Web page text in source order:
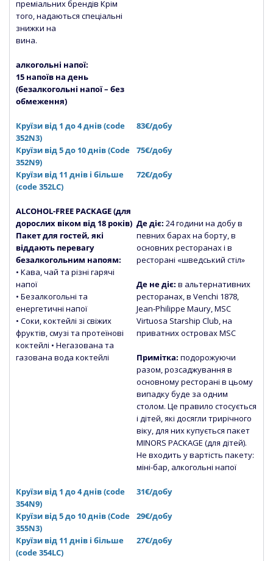
преміальних брендів Крім
того, надаються спеціальні
знижки на
вина.
алкогольні напої:
15 напоїв на день
(безалкогольні напої – без
обмеження)
Круїзи від 1 до 4 днів (code
352N3)
83€/добу
Круїзи від 5 до 10 днів (Сode
352N9)
75€/добу
Круїзи від 11 днів і більше
(code 352LC)
72€/добу
ALCOHOL-FREE PACKAGE (для
дорослих віком від 18 років)
Пакет для гостей, які
віддають перевагу
безалкогольним напоям:
• Кава, чай та різні гарячі
напої
• Безалкогольні та
енергетичні напої
• Соки, коктейлі зі свіжих
фруктів, смузі та протеїнові
коктейлі • Негазована та
газована вода коктейлі
Де діє: 24 години на добу в
певних барах на борту, в
основних ресторанах і в
ресторані «шведський стіл»
Де не діє: в альтернативних
ресторанах, в Venchi 1878,
Jean-Philippe Maury, MSC
Virtuosa Starship Club, на
приватних островах MSC
Примітка: подорожуючи
разом, розсаджування в
основному ресторані в цьому
випадку буде за одним
столом. Це правило стосується
і дітей, які досягли трирічного
віку, для них купується пакет
MINORS PACKAGE (для дітей).
Не входить у вартість пакету:
міні-бар, алкогольні напої
Круїзи від 1 до 4 днів (code
354N9)
31€/добу
Круїзи від 5 до 10 днів (Сode
355N3)
29€/добу
Круїзи від 11 днів і більше
(code 354LC)
27€/добу